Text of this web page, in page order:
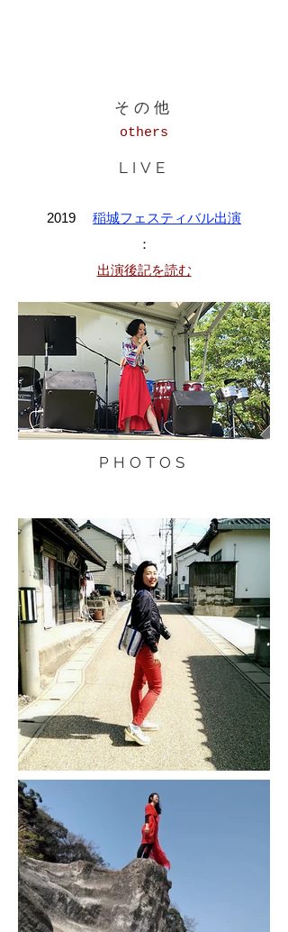
​その他
​others
​LIVE
2019 稲城フェスティバル出演
：
​出演後記を読む
PHOTOS